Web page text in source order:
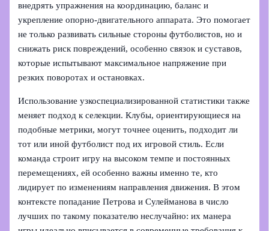
внедрять упражнения на координацию, баланс и
укрепление опорно-двигательного аппарата. Это помогает
не только развивать сильные стороны футболистов, но и
снижать риск повреждений, особенно связок и суставов,
которые испытывают максимальное напряжение при
резких поворотах и остановках.
Использование узкоспециализированной статистики также
меняет подход к селекции. Клубы, ориентирующиеся на
подобные метрики, могут точнее оценить, подходит ли
тот или иной футболист под их игровой стиль. Если
команда строит игру на высоком темпе и постоянных
перемещениях, ей особенно важны именно те, кто
лидирует по изменениям направления движения. В этом
контексте попадание Петрова и Сулейманова в число
лучших по такому показателю неслучайно: их манера